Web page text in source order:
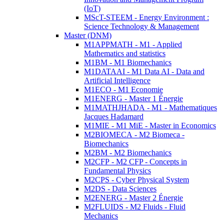
(IoT)
MScT-STEEM - Energy Environment :
Science Technology & Management
Master (DNM)
M1APPMATH - M1 - Applied
Mathematics and statistics
M1BM - M1 Biomechanics
M1DATAAI - M1 Data AI - Data and
Artificial Intelligence
M1ECO - M1 Economie
M1ENERG - Master 1 Énergie
M1MATHJHADA - M1 - Mathematiques
Jacques Hadamard
M1MIE - M1 MiE - Master in Economics
M2BIOMECA - M2 Biomeca -
Biomechanics
M2BM - M2 Biomechanics
M2CFP - M2 CFP - Concepts in
Fundamental Physics
M2CPS - Cyber Physical System
M2DS - Data Sciences
M2ENERG - Master 2 Énergie
M2FLUIDS - M2 Fluids - Fluid
Mechanics